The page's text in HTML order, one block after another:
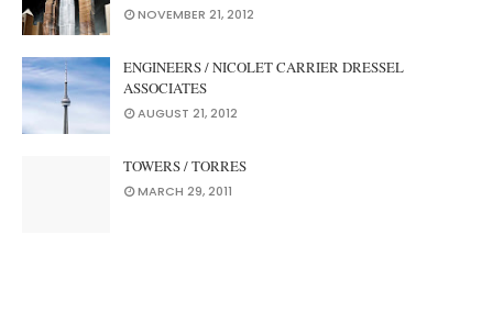
NOVEMBER 21, 2012
ENGINEERS / NICOLET CARRIER DRESSEL
ASSOCIATES
AUGUST 21, 2012
TOWERS / TORRES
MARCH 29, 2011